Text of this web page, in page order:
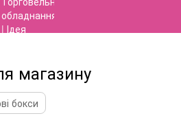
магазину
бокси